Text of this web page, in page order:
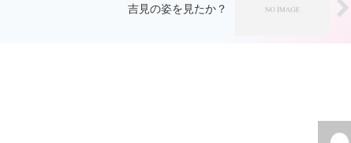
吉見の姿を見たか？